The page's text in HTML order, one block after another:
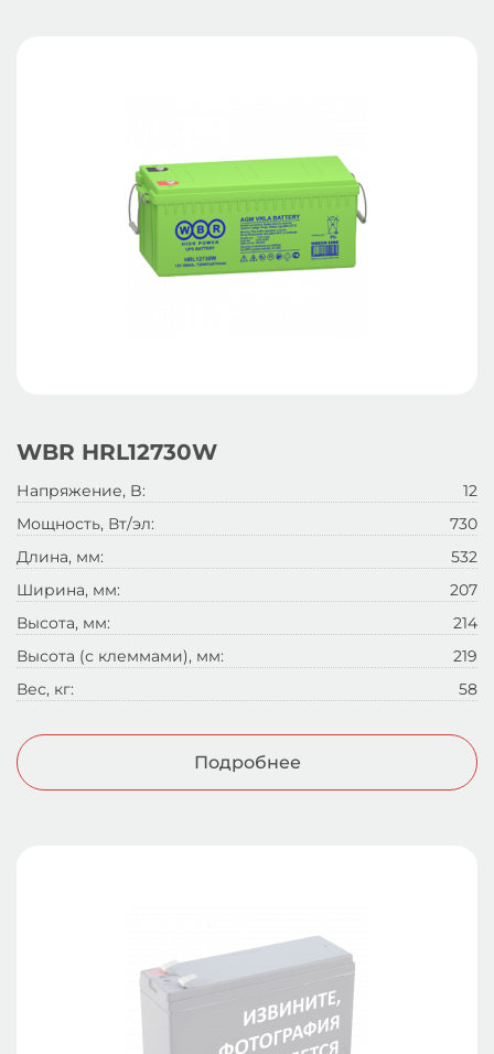
WBR HRL12730W
Напряжение, B:
12
Мощность, Вт/эл:
730
Длина, мм:
532
Ширина, мм:
207
Высота, мм:
214
Высота (с клеммами), мм:
219
Вес, кг:
58
Подробнее